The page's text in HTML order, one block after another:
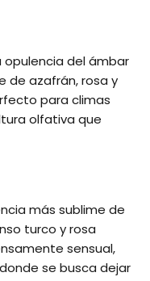
opulencia del ámbar
de azafrán, rosa y
para climas
olfativa que
más sublime de
turco y rosa
sensual,
se busca dejar